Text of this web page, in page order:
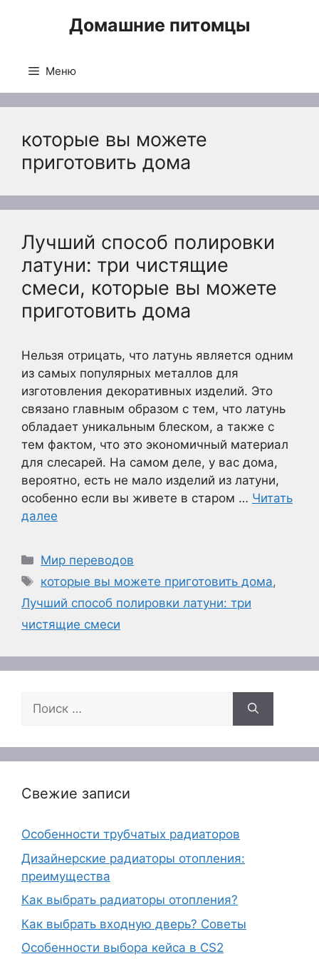
Домашние питомцы
Меню
которые вы можете
приготовить дома
Лучший способ полировки
латуни: три чистящие
смеси, которые вы можете
приготовить дома
Нельзя отрицать, что латунь является одним
из самых популярных металлов для
изготовления декоративных изделий. Это
связано главным образом с тем, что латунь
обладает уникальным блеском, а также с
тем фактом, что это экономичный материал
для слесарей. На самом деле, у вас дома,
вероятно, есть не мало изделий из латуни,
особенно если вы живете в старом … Читать
далее
Рубрики
Мир переводов
Метки
которые вы можете приготовить дома,
Лучший способ полировки латуни: три
чистящие смеси
Поиск:
Свежие записи
Особенности трубчатых радиаторов
Дизайнерские радиаторы отопления:
преимущества
Как выбрать радиаторы отопления?
Как выбрать входную дверь? Советы
Особенности выбора кейса в CS2